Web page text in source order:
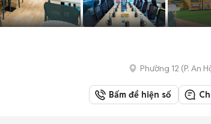
Phường 12 (P. An
Bấm để hiện số